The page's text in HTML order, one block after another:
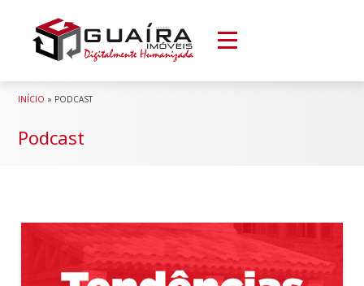
INÍCIO » PODCAST
Podcast